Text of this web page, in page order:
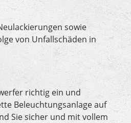
sowie
von Unfallschäden in
richtig ein und
Beleuchtungsanlage auf
Sie sicher und mit vollem